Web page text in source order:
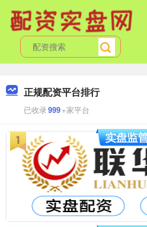
正规配资平台排行
已收录999+家平台